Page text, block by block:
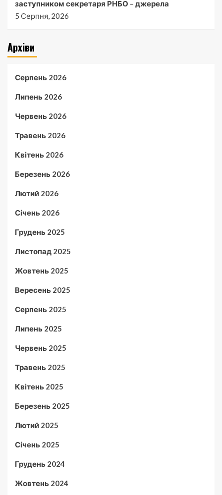
заступником секретаря РНБО – джерела
5 Серпня, 2026
Архіви
Серпень 2026
Липень 2026
Червень 2026
Травень 2026
Квітень 2026
Березень 2026
Лютий 2026
Січень 2026
Грудень 2025
Листопад 2025
Жовтень 2025
Вересень 2025
Серпень 2025
Липень 2025
Червень 2025
Травень 2025
Квітень 2025
Березень 2025
Лютий 2025
Січень 2025
Грудень 2024
Жовтень 2024